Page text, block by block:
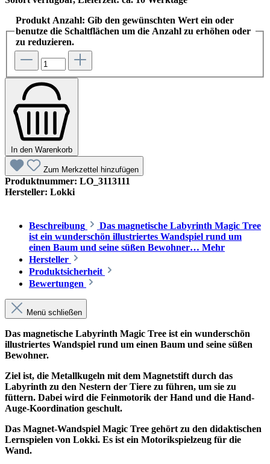
Produkt Anzahl: Gib den gewünschten Wert ein oder
benutze die Schaltflächen um die Anzahl zu erhöhen oder
zu reduzieren.
In den Warenkorb
Zum Merkzettel hinzufügen
Produktnummer: LO_3113111
Hersteller: Lokki
Beschreibung
Das magnetische Labyrinth Magic Tree
ist ein wunderschön illustriertes Wandspiel rund um
einen Baum und seine süßen Bewohner… Mehr
Hersteller
Produktsicherheit
Bewertungen
Menü schließen
Das magnetische Labyrinth Magic Tree ist ein wunderschön
illustriertes Wandspiel rund um einen Baum und seine süßen
Bewohner.
Ziel ist, die Metallkugeln mit dem Magnetstift durch das
Labyrinth zu den Nestern der Tiere zu führen, um sie zu
füttern. Dabei wird die Feinmotorik der Hand und die Hand-
Auge-Koordination geschult.
Das Magnet-Wandspiel Magic Tree gehört zu den didaktischen
Lernspielen von Lokki. Es ist ein Motorikspielzeug für die
Wand.